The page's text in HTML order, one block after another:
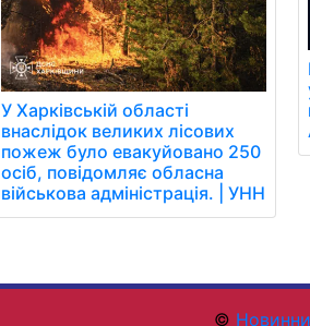
У Харківській області
внаслідок великих лісових
пожеж було евакуйовано 250
осіб, повідомляє обласна
військова адміністрація. | УНН
©